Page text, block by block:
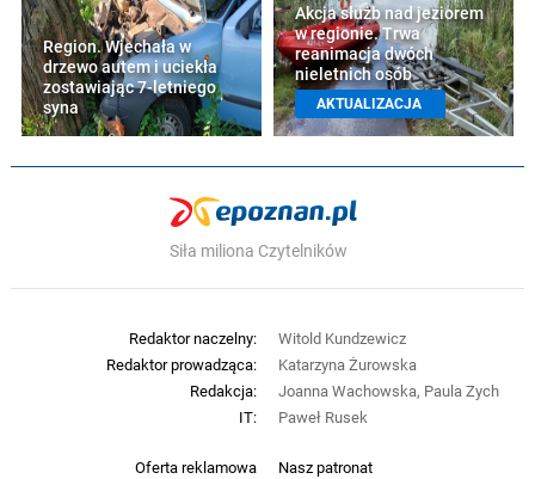
Region. Wjechała w
drzewo autem i uciekła
zostawiając 7-letniego
syna
Akcja służb nad jeziorem
w regionie. Trwa
reanimacja dwóch
nieletnich osób
AKTUALIZACJA
Siła miliona Czytelników
Oferta reklamowa Nasz patronat
Redaktor naczelny:
Witold Kundzewicz
Redaktor prowadząca:
Katarzyna Żurowska
Redakcja:
Joanna Wachowska, Paula Zych
IT:
Paweł Rusek